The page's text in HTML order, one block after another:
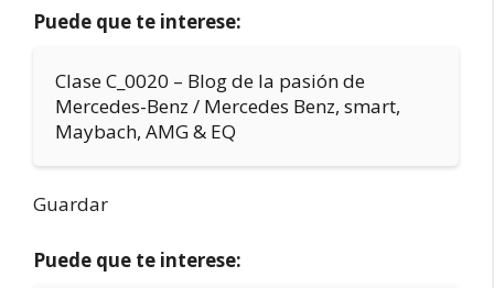
Puede que te interese:
Clase C_0020 – Blog de la pasión de
Mercedes-Benz / Mercedes Benz, smart,
Maybach, AMG & EQ
Guardar
Puede que te interese: